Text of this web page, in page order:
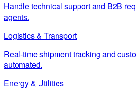
Handle technical support and B2B
agents.
Logistics & Transport
Real-time shipment tracking and
automated.
Energy & Utilities